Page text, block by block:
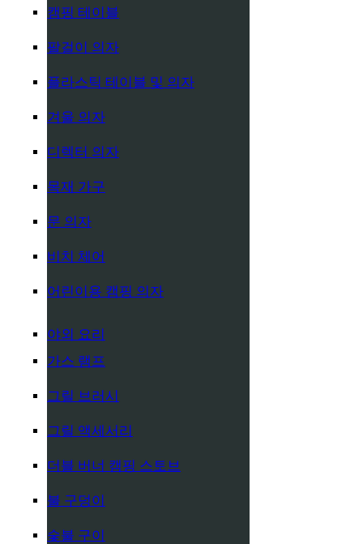
캠핑 테이블
팔걸이 의자
플라스틱 테이블 및 의자
겨울 의자
디렉터 의자
목재 가구
문 의자
비치 체어
어린이용 캠핑 의자
야외 요리
가스 램프
그릴 브러시
그릴 액세서리
더블 버너 캠핑 스토브
불 구덩이
숯불 구이